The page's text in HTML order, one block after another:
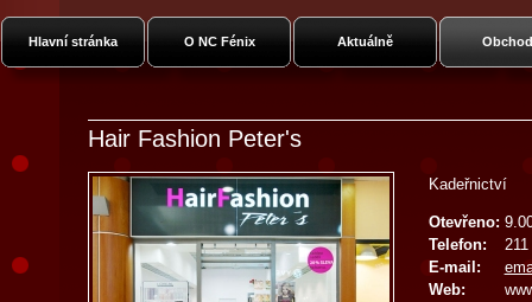
Hlavní stránka O NC Fénix Aktuálně
Hair Fashion Peter's
Kadeřnictví
Otevřeno:
Telefon:
E-mail:
Web: